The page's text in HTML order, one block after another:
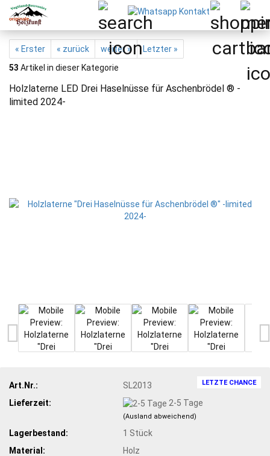
« Erster « zurück weiter »
Letzter »
53 Artikel in dieser Kategorie
Holzlaterne LED Drei Haselnüsse für Aschenbrödel ® -
limited 2024-
LETZTE CHANCE
Art.Nr.:
SL2013
Lieferzeit:
2-5 Tage
(Ausland abweichend)
Lagerbestand: 1 Stück
Material:
Holz